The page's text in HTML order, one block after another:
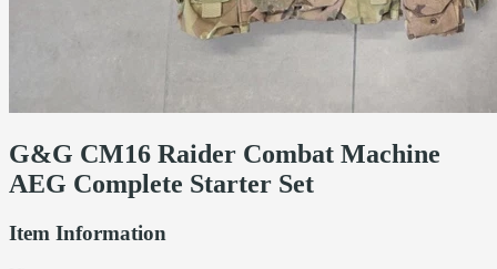
G&G CM16 Raider Combat Machine
AEG Complete Starter Set
Item Information